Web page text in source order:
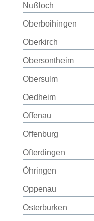
Nußloch
Oberboihingen
Oberkirch
Obersontheim
Obersulm
Oedheim
Offenau
Offenburg
Ofterdingen
Öhringen
Oppenau
Osterburken